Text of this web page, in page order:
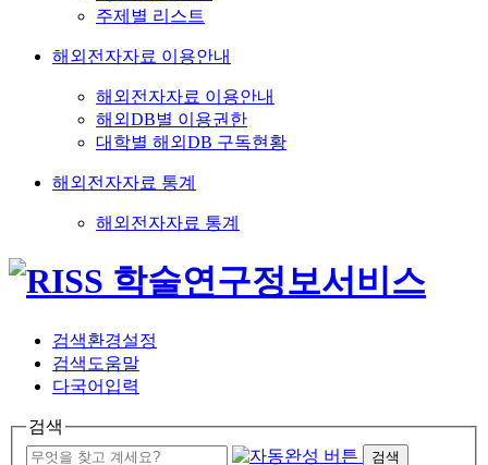
주제별 리스트
해외전자자료 이용안내
해외전자자료 이용안내
해외DB별 이용권한
대학별 해외DB 구독현황
해외전자자료 통계
해외전자자료 통계
검색환경설정
검색도움말
다국어입력
검색
검색